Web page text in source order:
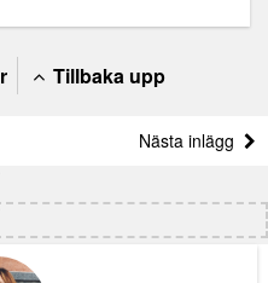
Tillbaka upp
Nästa inlägg